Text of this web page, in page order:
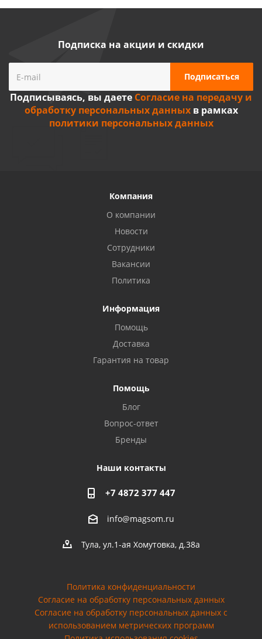
Подписка на акции и скидки
Подписываясь, вы даете Согласие на передачу и
обработку персональных данныхв рамках
политики персональных данных
Компания
О компании
Новости
Сотрудники
Вакансии
Политика
Информация
Помощь
Доставка
Гарантия на товар
Помощь
Блог
Вопрос-ответ
Бренды
Наши контакты
+7 4872 377 447
info@magsom.ru
Тула, ул.1-ая Хомутовка, д.38а
Политика конфиденциальности
Согласие на обработку персональных данных
Cогласие на обработку персональных данных с
использованием метрических программ